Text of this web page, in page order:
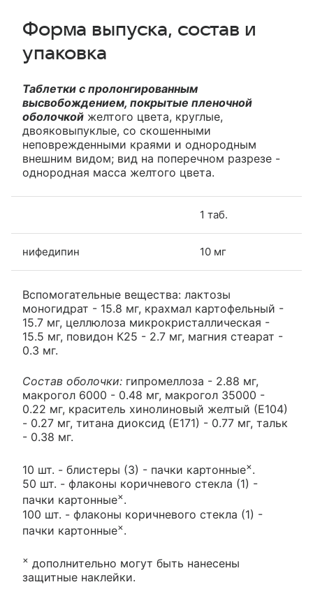
Форма выпуска, состав и
упаковка
Таблетки с пролонгированным
высвобождением, покрытые пленочной
оболочкой желтого цвета, круглые,
двояковыпуклые, со скошенными
неповрежденными краями и однородным
внешним видом; вид на поперечном разрезе -
однородная масса желтого цвета.
1 таб.
нифедипин 10 мг
Вспомогательные вещества: лактозы
моногидрат - 15.8 мг, крахмал картофельный -
15.7 мг, целлюлоза микрокристаллическая -
15.5 мг, повидон К25 - 2.7 мг, магния стеарат -
0.3 мг.
Состав оболочки: гипромеллоза - 2.88 мг,
макрогол 6000 - 0.48 мг, макрогол 35000 -
0.22 мг, краситель хинолиновый желтый (Е104)
- 0.27 мг, титана диоксид (Е171) - 0.77 мг, тальк
- 0.38 мг.
10 шт. - блистеры (3) - пачки картонные×.
50 шт. - флаконы коричневого стекла (1) -
пачки картонные×.
100 шт. - флаконы коричневого стекла (1) -
пачки картонные×.
× дополнительно могут быть нанесены
защитные наклейки.